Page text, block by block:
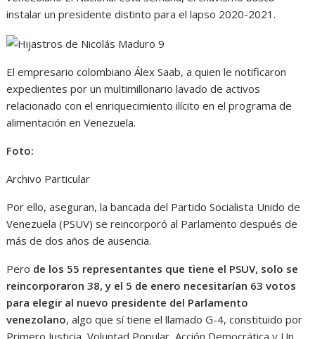
instalar un presidente distinto para el lapso 2020-2021.
El empresario colombiano Álex Saab, a quien le notificaron
expedientes por un multimillonario lavado de activos
relacionado con el enriquecimiento ilícito en el programa de
alimentación en Venezuela.
Foto:
Archivo Particular
Por ello, aseguran, la bancada del Partido Socialista Unido de
Venezuela (PSUV) se reincorporó al Parlamento después de
más de dos años de ausencia.
Pero de los 55 representantes que tiene el PSUV, solo se
reincorporaron 38, y el 5 de enero necesitarían 63 votos
para elegir al nuevo presidente del Parlamento
venezolano, algo que sí tiene el llamado G-4, constituido por